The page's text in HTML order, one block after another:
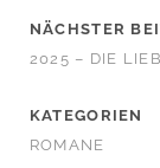
NÄCHSTER
2025 – DIE
KATEGORIEN
ROMANE